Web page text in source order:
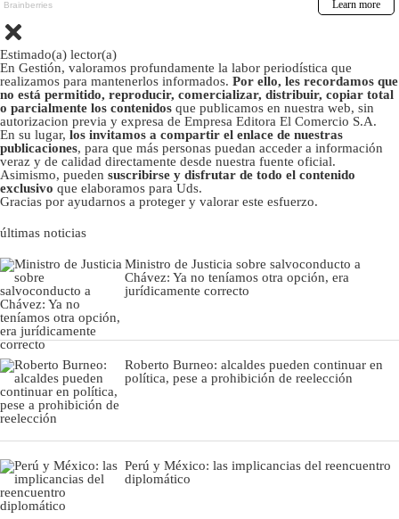
Estimado(a) lector(a)
En Gestión, valoramos profundamente la labor periodística que
realizamos para mantenerlos informados. Por ello, les recordamos que
no está permitido, reproducir, comercializar, distribuir, copiar total
o parcialmente los contenidos que publicamos en nuestra web, sin
autorizacion previa y expresa de Empresa Editora El Comercio S.A.
En su lugar, los invitamos a compartir el enlace de nuestras
publicaciones, para que más personas puedan acceder a información
veraz y de calidad directamente desde nuestra fuente oficial.
Asimismo, pueden suscribirse y disfrutar de todo el contenido
exclusivo que elaboramos para Uds.
Gracias por ayudarnos a proteger y valorar este esfuerzo.
últimas noticias
Ministro de Justicia sobre salvoconducto a
Chávez: Ya no teníamos otra opción, era
jurídicamente correcto
Roberto Burneo: alcaldes pueden continuar en
política, pese a prohibición de reelección
Perú y México: las implicancias del reencuentro
diplomático